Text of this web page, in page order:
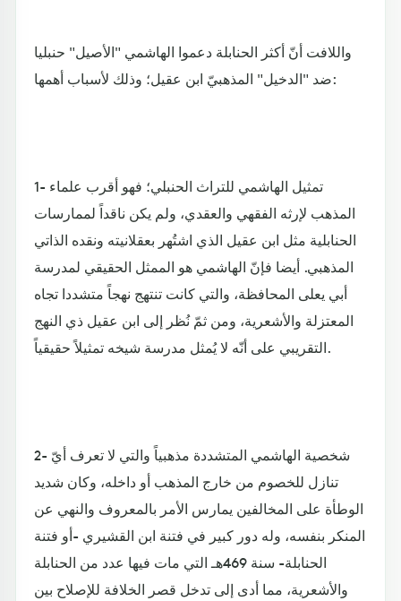
واللافت أنّ أكثر الحنابلة دعموا الهاشمي "الأصيل" حنبليا
ضد "الدخيل" المذهبيّ ابن عقيل؛ وذلك لأسباب أهمها:
1- تمثيل الهاشمي للتراث الحنبلي؛ فهو أقرب علماء
المذهب لإرثه الفقهي والعقدي، ولم يكن ناقداً لممارسات
الحنابلية مثل ابن عقيل الذي اشتُهر بعقلانيته ونقده الذاتي
المذهبي. أيضا فإنّ الهاشمي هو الممثل الحقيقي لمدرسة
أبي يعلى المحافظة، والتي كانت تنتهج نهجاً متشددا تجاه
المعتزلة والأشعرية، ومن ثمّ نُظر إلى ابن عقيل ذي النهج
التقريبي على أنّه لا يُمثل مدرسة شيخه تمثيلاً حقيقياً.
2- شخصية الهاشمي المتشددة مذهبياً والتي لا تعرف أيّ
تنازل للخصوم من خارج المذهب أو داخله، وكان شديد
الوطأة على المخالفين يمارس الأمر بالمعروف والنهي عن
المنكر بنفسه، وله دور كبير في فتنة ابن القشيري -أو فتنة
الحنابلة- سنة 469هـ التي مات فيها عدد من الحنابلة
والأشعرية، مما أدى إلى تدخل قصر الخلافة للإصلاح بين